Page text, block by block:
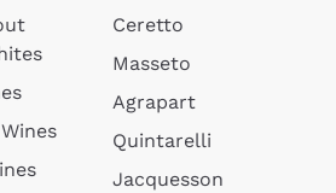
Ceretto
Masseto
Agrapart
Quintarelli
Jacquesson